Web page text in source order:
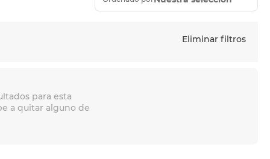
Eliminar filtros
para esta
a quitar alguno de